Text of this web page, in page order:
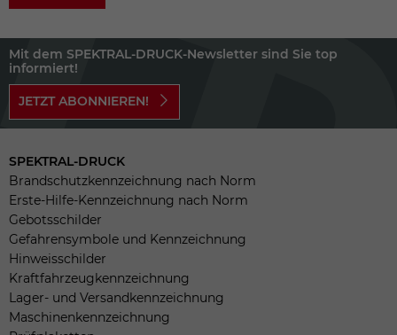
Mit dem SPEKTRAL-DRUCK-Newsletter sind Sie top
informiert!
JETZT ABONNIEREN!
SPEKTRAL-DRUCK
Brandschutzkennzeichnung nach Norm
Erste-Hilfe-Kennzeichnung nach Norm
Gebotsschilder
Gefahrensymbole und Kennzeichnung
Hinweisschilder
Kraftfahrzeugkennzeichnung
Lager- und Versandkennzeichnung
Maschinenkennzeichnung